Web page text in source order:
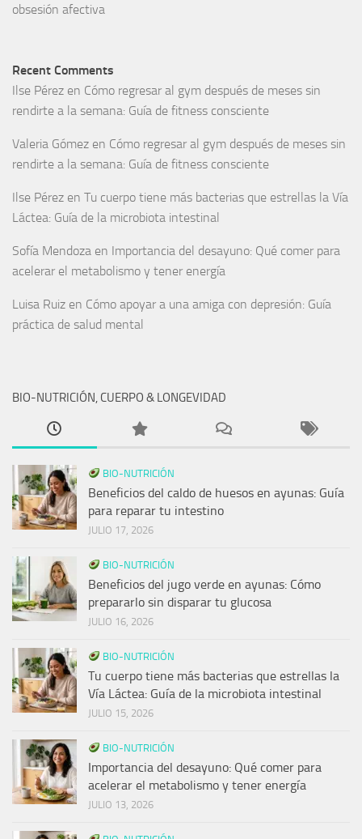
obsesión afectiva
Recent Comments
Ilse Pérez en Cómo regresar al gym después de meses sin
rendirte a la semana: Guía de fitness consciente
Valeria Gómez en Cómo regresar al gym después de meses sin
rendirte a la semana: Guía de fitness consciente
Ilse Pérez en Tu cuerpo tiene más bacterias que estrellas la Vía
Láctea: Guía de la microbiota intestinal
Sofía Mendoza en Importancia del desayuno: Qué comer para
acelerar el metabolismo y tener energía
Luisa Ruiz en Cómo apoyar a una amiga con depresión: Guía
práctica de salud mental
BIO-NUTRICIÓN, CUERPO & LONGEVIDAD
BIO-NUTRICIÓN
Beneficios del caldo de huesos en ayunas: Guía
para reparar tu intestino
JULIO 17, 2026
BIO-NUTRICIÓN
Beneficios del jugo verde en ayunas: Cómo
prepararlo sin disparar tu glucosa
JULIO 16, 2026
BIO-NUTRICIÓN
Tu cuerpo tiene más bacterias que estrellas la
Vía Láctea: Guía de la microbiota intestinal
JULIO 15, 2026
BIO-NUTRICIÓN
Importancia del desayuno: Qué comer para
acelerar el metabolismo y tener energía
JULIO 13, 2026